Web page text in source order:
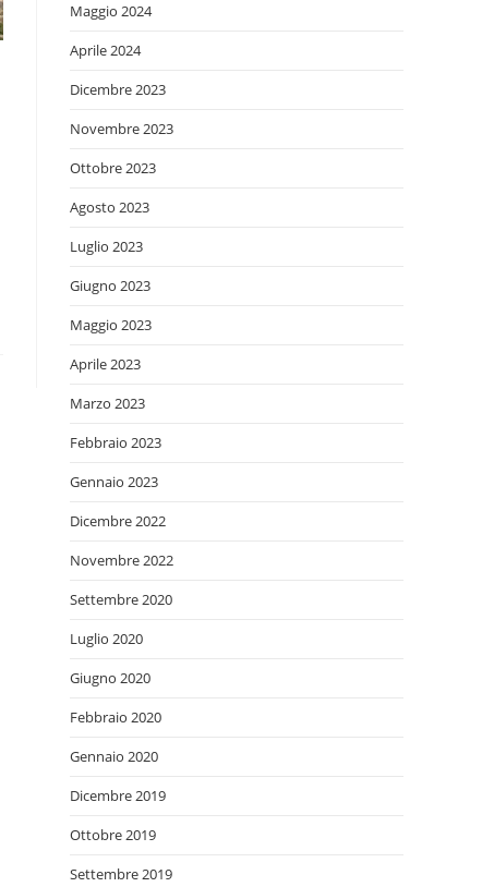
Maggio 2024
Aprile 2024
Dicembre 2023
Novembre 2023
Ottobre 2023
Agosto 2023
Luglio 2023
Giugno 2023
Maggio 2023
Aprile 2023
Marzo 2023
Febbraio 2023
Gennaio 2023
Dicembre 2022
Novembre 2022
Settembre 2020
Luglio 2020
Giugno 2020
Febbraio 2020
Gennaio 2020
Dicembre 2019
Ottobre 2019
Settembre 2019